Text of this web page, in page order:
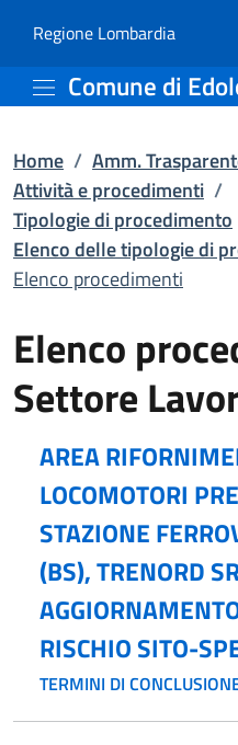
Elenco
Regione Lombardia(apre in
Comune di
Home / Amm.
Attività e procedimenti /
Tipologie di procedimento
Elenco delle tipologie di
Elenco procedimenti
Elenco
Settore
AREA
LOCOMOTORI
STAZIONE
(BS), TRENORD
RISCHIO SITO-
TERMINI DI